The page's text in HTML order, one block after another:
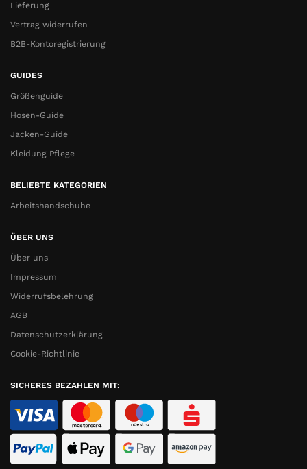
Lieferung
Vertrag widerrufen
B2B-Kontoregistrierung
GUIDES
Größenguide
Hosen-Guide
Jacken-Guide
Kleidung Pflege
BELIEBTE KATEGORIEN
Arbeitshandschuhe
ÜBER UNS
Über uns
Impressum
Widerrufsbelehrung
AGB
Datenschutzerklärung
Cookie-Richtlinie
SICHERES BEZAHLEN MIT: